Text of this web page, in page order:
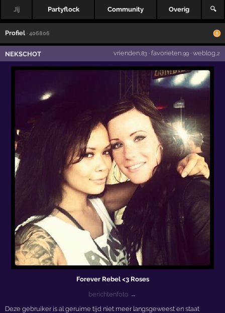
Jij Partyflock Community Overig 🔍
Profiel · 406806
NEKSCHOT vrienden,83· favorieten,99· weblog ,2
Forever Rebel <3 Roses
berichtenfoto →
Deze gebruiker is al geruime tijd niet meer langsgeweest en staat